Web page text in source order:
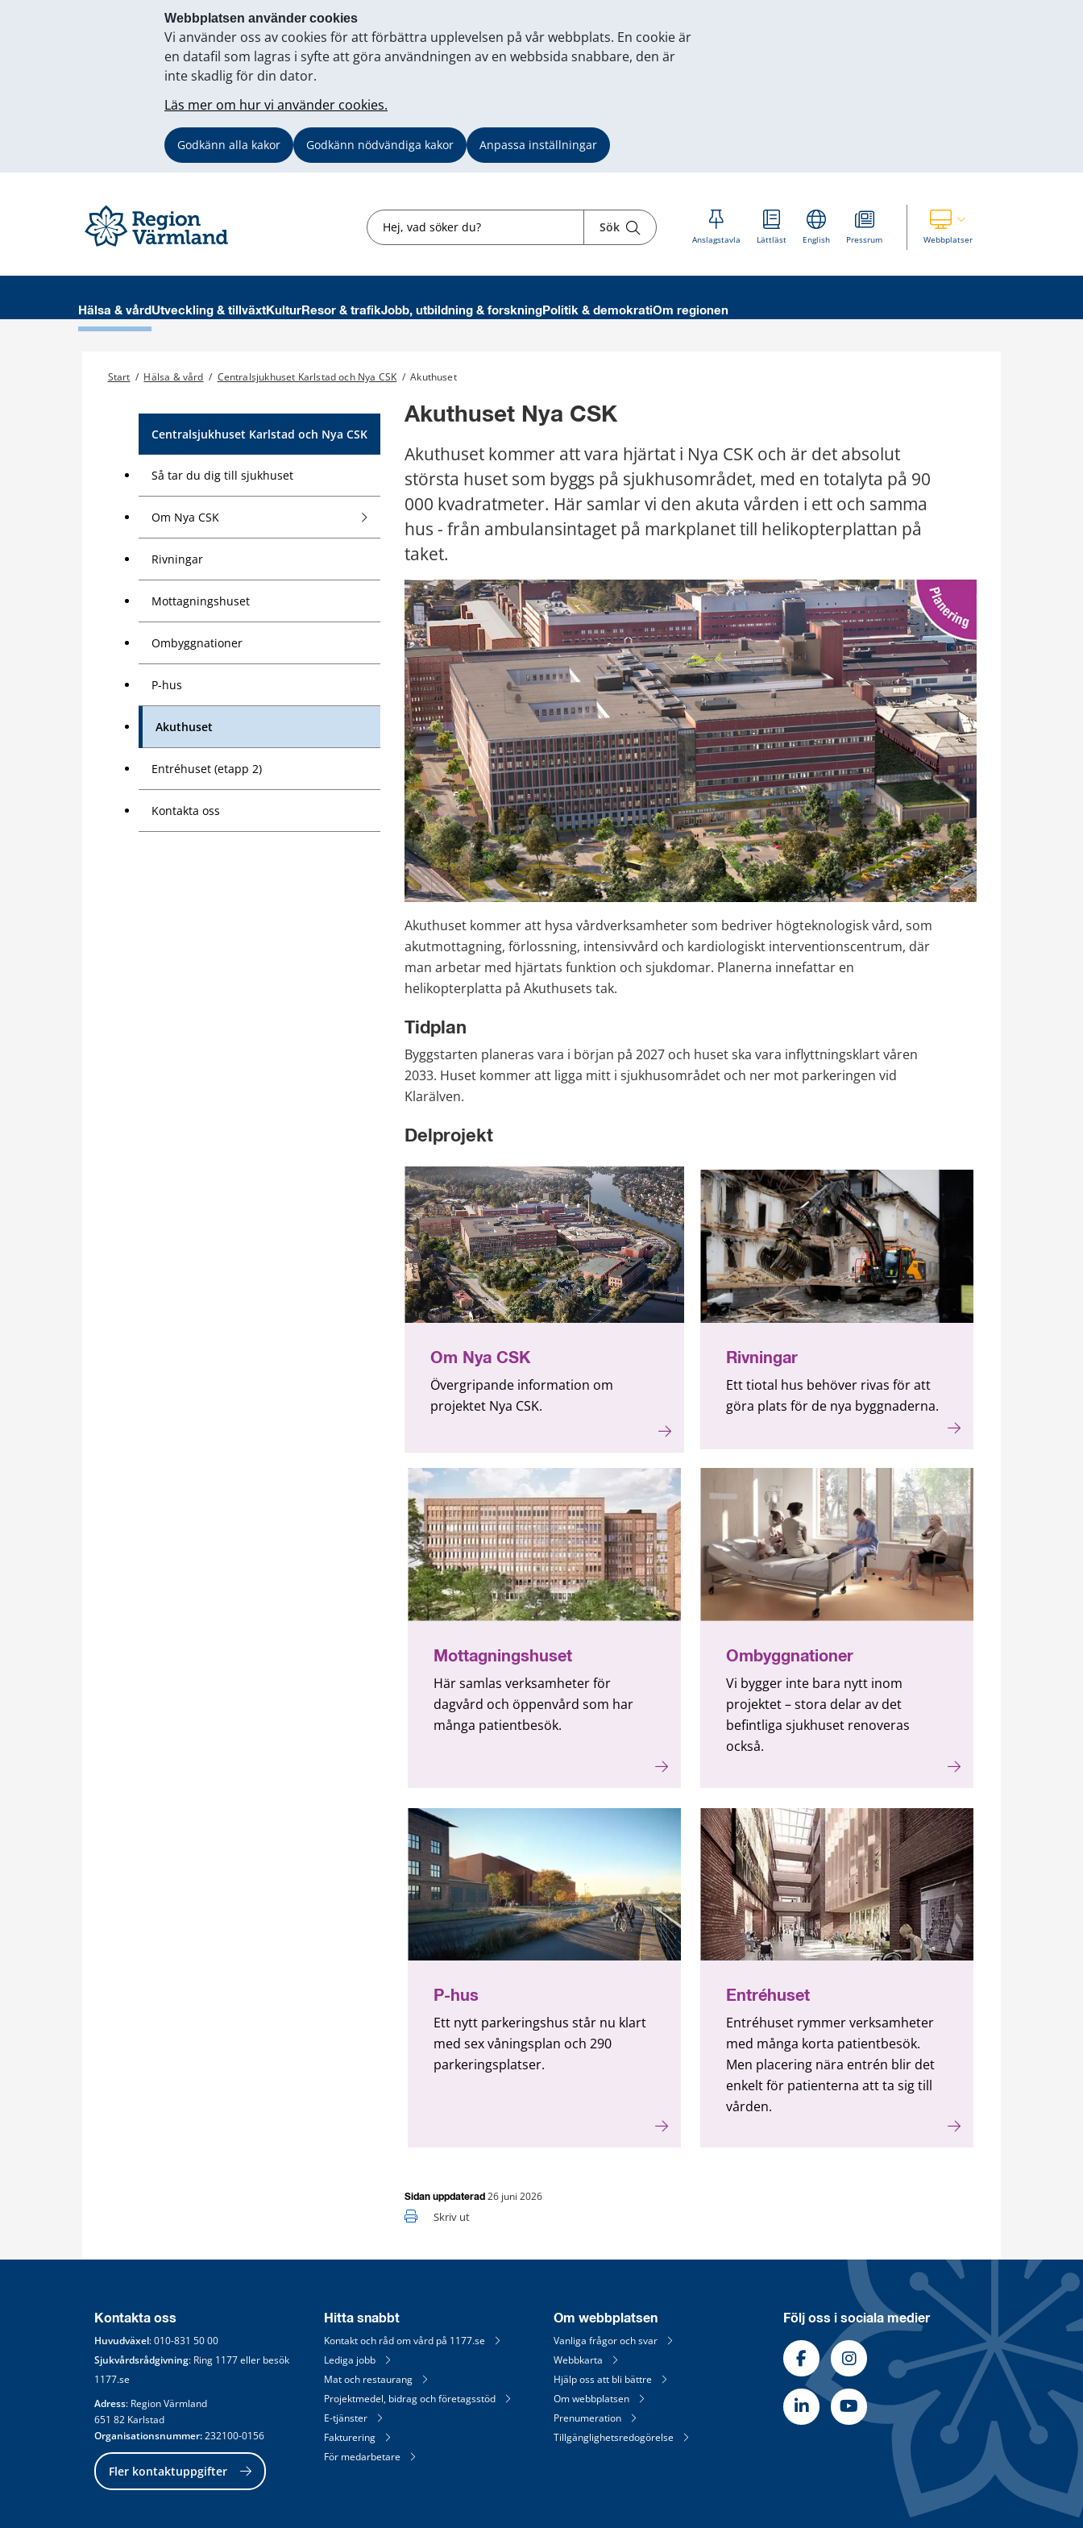
Webbplatsen använder cookies
Vi använder oss av cookies för att förbättra upplevelsen på vår webbplats. En cookie är
en datafil som lagras i syfte att göra användningen av en webbsida snabbare, den är
inte skadlig för din dator.
Läs mer om hur vi använder cookies.
Godkänn alla kakor Godkänn nödvändiga kakor Anpassa inställningar
Sök Sök
Anslagstavla Lättläst English Pressrum WebbplatserVisa våra andra webbplatser
Hälsa & vård Utveckling & tillväxtKulturResor & trafikJobb, utbildning & forskningPolitik & demokratiOm regionen
Start / Hälsa & vård / Centralsjukhuset Karlstad och Nya CSK / Akuthuset
Centralsjukhuset Karlstad och Nya CSK
Så tar du dig till sjukhuset
Om Nya CSK
Rivningar
Mottagningshuset
Ombyggnationer
P-hus
Akuthuset
Entréhuset (etapp 2)
Kontakta oss
Akuthuset Nya CSK
Akuthuset kommer att vara hjärtat i Nya CSK och är det absolut
största huset som byggs på sjukhusområdet, med en totalyta på 90
000 kvadratmeter. Här samlar vi den akuta vården i ett och samma
hus - från ambulansintaget på markplanet till helikopterplattan på
taket.
Akuthuset kommer att hysa vårdverksamheter som bedriver högteknologisk vård, som
akutmottagning, förlossning, intensivvård och kardiologiskt interventionscentrum, där
man arbetar med hjärtats funktion och sjukdomar. Planerna innefattar en
helikopterplatta på Akuthusets tak.
Tidplan
Byggstarten planeras vara i början på 2027 och huset ska vara inflyttningsklart våren
2033. Huset kommer att ligga mitt i sjukhusområdet och ner mot parkeringen vid
Klarälven.
Delprojekt
Om Nya CSK
Övergripande information om
projektet Nya CSK.
Rivningar
Ett tiotal hus behöver rivas för att
göra plats för de nya byggnaderna.
Mottagningshuset
Här samlas verksamheter för
dagvård och öppenvård som har
många patientbesök.
Ombyggnationer
Vi bygger inte bara nytt inom
projektet – stora delar av det
befintliga sjukhuset renoveras
också.
P-hus
Ett nytt parkeringshus står nu klart
med sex våningsplan och 290
parkeringsplatser.
Entréhuset
Entréhuset rymmer verksamheter
med många korta patientbesök.
Men placering nära entrén blir det
enkelt för patienterna att ta sig till
vården.
Sidan uppdaterad 26 juni 2026
Skriv ut
Kontakta oss
Huvudväxel: 010-831 50 00
Sjukvårdsrådgivning: Ring 1177 eller besök
1177.se
Adress: Region Värmland
651 82 Karlstad
Organisationsnummer: 232100-0156
Fler kontaktuppgifter
Hitta snabbt
Kontakt och råd om vård på 1177.se
Lediga jobb
Mat och restaurang
Projektmedel, bidrag och företagsstöd
E-tjänster
Fakturering
För medarbetare
Om webbplatsen
Vanliga frågor och svar
Webbkarta
Hjälp oss att bli bättre
Om webbplatsen
Prenumeration
Tillgänglighetsredogörelse
Följ oss i sociala medier